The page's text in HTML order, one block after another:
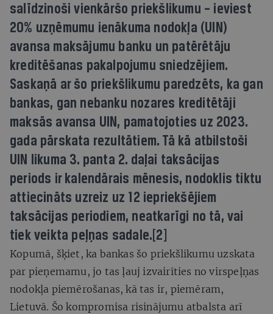
salīdzinoši vienkāršo priekšlikumu – ieviest
20% uzņēmumu ienākuma nodokļa (UIN)
avansa maksājumu banku un patērētāju
kreditēšanas pakalpojumu sniedzējiem.
Saskaņā ar šo priekšlikumu paredzēts, ka gan
bankas, gan nebanku nozares kreditētāji
maksās avansa UIN, pamatojoties uz 2023.
gada pārskata rezultātiem. Tā kā atbilstoši
UIN likuma 3. panta 2. daļai taksācijas
periods ir kalendārais mēnesis, nodoklis tiktu
attiecināts uzreiz uz 12 iepriekšējiem
taksācijas periodiem, neatkarīgi no tā, vai
tiek veikta peļņas sadale.[2]
Kopumā, šķiet, ka bankas šo priekšlikumu uzskata
par pieņemamu, jo tas ļauj izvairīties no virspeļņas
nodokļa piemērošanas, kā tas ir, piemēram,
Lietuvā. Šo kompromisa risinājumu atbalsta arī